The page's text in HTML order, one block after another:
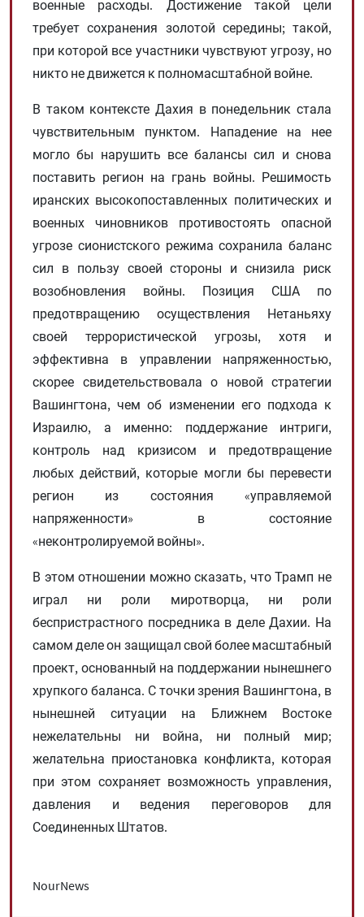
военные расходы. Достижение такой цели
требует сохранения золотой середины; такой,
при которой все участники чувствуют угрозу, но
никто не движется к полномасштабной войне.
В таком контексте Дахия в понедельник стала
чувствительным пунктом. Нападение на нее
могло бы нарушить все балансы сил и снова
поставить регион на грань войны. Решимость
иранских высокопоставленных политических и
военных чиновников противостоять опасной
угрозе сионистского режима сохранила баланс
сил в пользу своей стороны и снизила риск
возобновления войны. Позиция США по
предотвращению осуществления Нетаньяху
своей террористической угрозы, хотя и
эффективна в управлении напряженностью,
скорее свидетельствовала о новой стратегии
Вашингтона, чем об изменении его подхода к
Израилю, а именно: поддержание интриги,
контроль над кризисом и предотвращение
любых действий, которые могли бы перевести
регион из состояния «управляемой
напряженности» в состояние
«неконтролируемой войны».
В этом отношении можно сказать, что Трамп не
играл ни роли миротворца, ни роли
беспристрастного посредника в деле Дахии. На
самом деле он защищал свой более масштабный
проект, основанный на поддержании нынешнего
хрупкого баланса. С точки зрения Вашингтона, в
нынешней ситуации на Ближнем Востоке
нежелательны ни война, ни полный мир;
желательна приостановка конфликта, которая
при этом сохраняет возможность управления,
давления и ведения переговоров для
Соединенных Штатов.
NourNews